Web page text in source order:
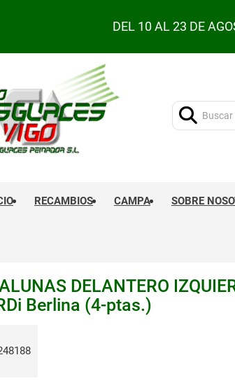
DEL 10 AL 23 DE
Buscar:
RECAMBIOS CAMPA SOBRE
DELANTERO
Berlina (4-ptas.)